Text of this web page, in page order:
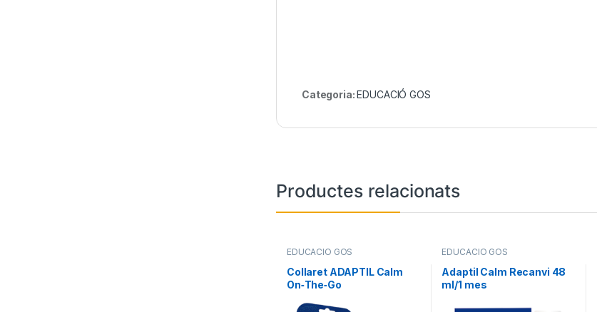
Categoria:EDUCACIÓ GOS
Productes relacionats
EDUCACIÓ GOS
Collaret ADAPTIL Calm
On‑The‑Go
EDUCACIÓ GOS
Adaptil Calm Recanvi 48
ml/1 mes